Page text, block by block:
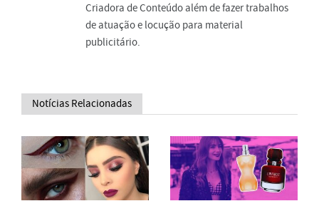
Criadora de Conteúdo além de fazer trabalhos
de atuação e locução para material
publicitário.
Notícias Relacionadas